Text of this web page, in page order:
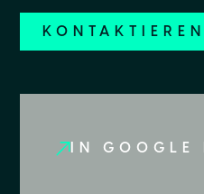
IN GOOGLE